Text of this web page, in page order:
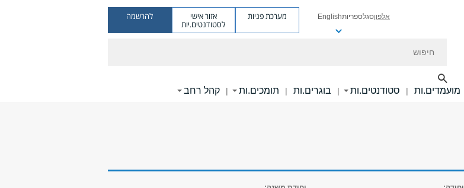
אלפוןסגלספריותEnglish מערכת פניות אזור אישי
לסטודנטים.יות
להרשמה
מועמדים.ות | סטודנטים.ות | בוגרים.ות | תומכים.ות | קהל רחב